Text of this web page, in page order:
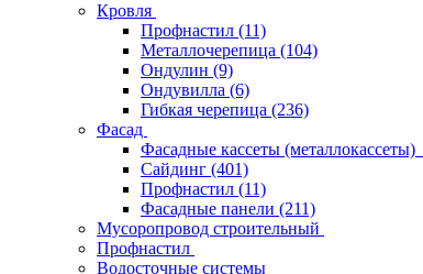
Кровля
Профнастил (11)
Металлочерепица (104)
Ондулин (9)
Ондувилла (6)
Гибкая черепица (236)
Фасад
Фасадные кассеты (металлокассеты)
Сайдинг (401)
Профнастил (11)
Фасадные панели (211)
Мусоропровод строительный
Профнастил
Водосточные системы